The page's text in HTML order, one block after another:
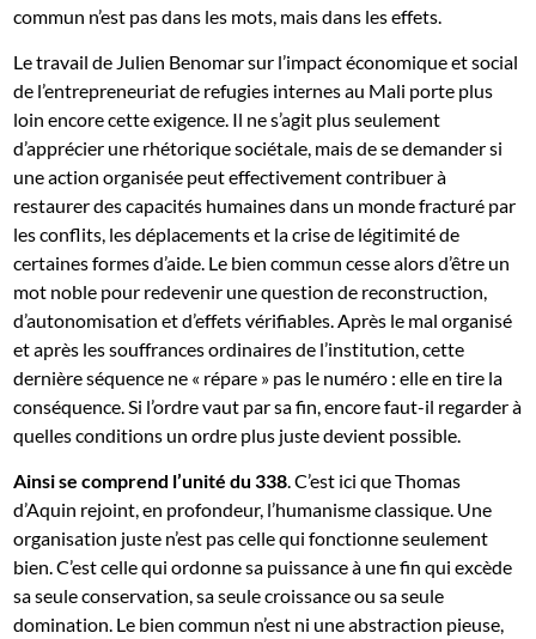
commun n’est pas dans les mots, mais dans les effets.
Le travail de Julien Benomar sur l’impact économique et social
de l’entrepreneuriat de refugies internes au Mali porte plus
loin encore cette exigence. Il ne s’agit plus seulement
d’apprécier une rhétorique sociétale, mais de se demander si
une action organisée peut effectivement contribuer à
restaurer des capacités humaines dans un monde fracturé par
les conflits, les déplacements et la crise de légitimité de
certaines formes d’aide. Le bien commun cesse alors d’être un
mot noble pour redevenir une question de reconstruction,
d’autonomisation et d’effets vérifiables. Après le mal organisé
et après les souffrances ordinaires de l’institution, cette
dernière séquence ne « répare » pas le numéro : elle en tire la
conséquence. Si l’ordre vaut par sa fin, encore faut-il regarder à
quelles conditions un ordre plus juste devient possible.
Ainsi se comprend l’unité du 338. C’est ici que Thomas
d’Aquin rejoint, en profondeur, l’humanisme classique. Une
organisation juste n’est pas celle qui fonctionne seulement
bien. C’est celle qui ordonne sa puissance à une fin qui excède
sa seule conservation, sa seule croissance ou sa seule
domination. Le bien commun n’est ni une abstraction pieuse,